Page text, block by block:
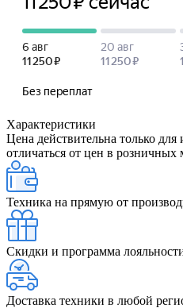
Характеристики
Цена действительна только
отличаться от цен в розничных
Техника на прямую от
Скидки и программа
Доставка техники в любой